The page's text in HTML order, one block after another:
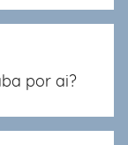
por ai?